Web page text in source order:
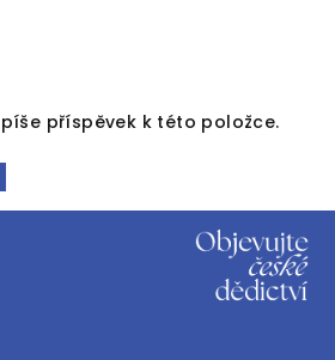
příspěvek k této položce.